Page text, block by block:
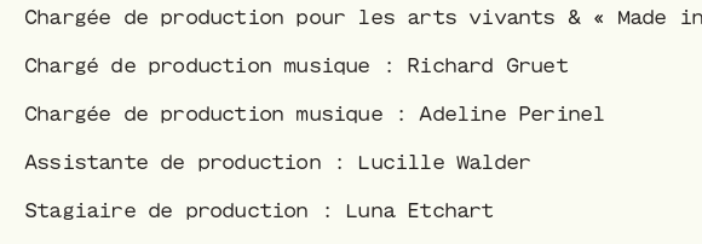
Chargée de production pour les arts vivants & « Made
Chargé de production musique : Richard Gruet
Chargée de production musique : Adeline Perinel
Assistante de production : Lucille Walder
Stagiaire de production : Luna Etchart